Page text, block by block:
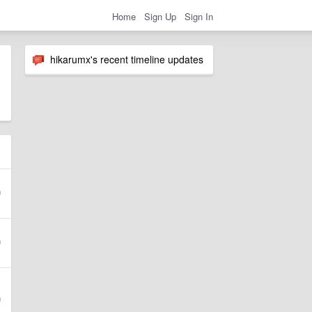
Home Sign Up Sign In
hikarumx's recent timeline updates